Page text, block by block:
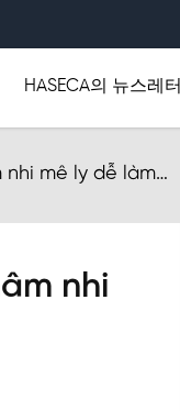
HASECA의 뉴스레터
mê ly dễ làm
nhi